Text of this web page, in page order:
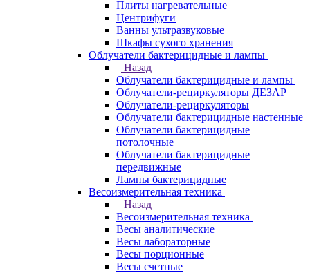
Плиты нагревательные
Центрифуги
Ванны ультразвуковые
Шкафы сухого хранения
Облучатели бактерицидные и лампы
Назад
Облучатели бактерицидные и лампы
Облучатели-рециркуляторы ДЕЗАР
Облучатели-рециркуляторы
Облучатели бактерицидные настенные
Облучатели бактерицидные
потолочные
Облучатели бактерицидные
передвижные
Лампы бактерицидные
Весоизмерительная техника
Назад
Весоизмерительная техника
Весы аналитические
Весы лабораторные
Весы порционные
Весы счетные